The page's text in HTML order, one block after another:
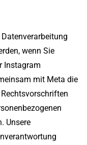
wenn Sie
Instagram
mit Meta die
Unsere